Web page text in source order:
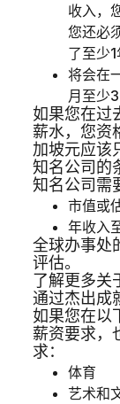
收入，
您还必
了至少1
将会在
月至少
如果您在过
薪水，您资
加坡元应该
知名公司的
知名公司需
市值或
年收入
全球办事处
评估。
了解更多关
通过杰出成
如果您在以
薪资要求，
求：
体育
艺术和